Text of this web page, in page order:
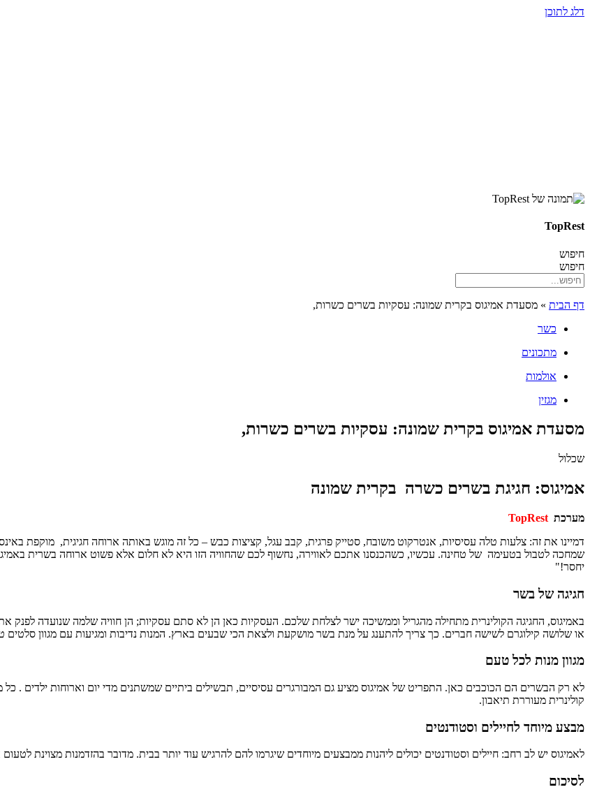
דלג לתוכן
TopRest
חיפוש
חיפוש
דף הבית » מסעדת אמיגוס בקרית שמונה: עסקיות בשרים כשרות,
כשר
מתכונים
אולמות
מגזין
מסעדת אמיגוס בקרית שמונה: עסקיות בשרים כשרות,
שכלול
אמיגוס: חגיגת בשרים כשרה בקרית שמונה
מערכת TopRest
דמיינו את זה: צלעות טלה עסיסיות, אנטרקוט משובח, סטייק פרגית, קבב עגל, קציצות כבש – כל זה מוגש באותה ארוחה חגיגית, מוקפת
שמחכה לטבול בטעימה של טחינה. עכשיו, כשהכנסנו אתכם לאווירה, נחשוף לכם שהחוויה הזו היא לא חלום אלא פשוט ארוחה בשרית
יחסר!"
חגיגה של בשר
באמיגוס, החגיגה הקולינרית מתחילה מהגריל וממשיכה ישר לצלחת שלכם. העסקיות כאן הן לא סתם עסקיות; הן חוויה שלמה שנועדה לפנק
או שלושה קילוגרם לשישה חברים. כך צריך להתענג על מנת בשר מושקעת ולצאת הכי שבעים בארץ. המנות נדיבות ומגיעות עם מגוון סלטים
מגוון מנות לכל טעם
לא רק הבשרים הם הכוכבים כאן. התפריט של אמיגוס מציע גם המבורגרים עסיסיים, תבשילים ביתיים שמשתנים מדי יום וארוחות ילדים .
קולינרית מעוררת תיאבון.
מבצע מיוחד לחיילים וסטודנטים
לאמיגוס יש לב רחב: חיילים וסטודנטים יכולים ליהנות ממבצעים מיוחדים שיגרמו להם להרגיש עוד יותר בבית. מדובר בהזדמנות מצוינת
לסיכום